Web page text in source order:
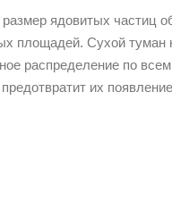
ядовитых частиц
площадей. Сухой туман
распределение по
их